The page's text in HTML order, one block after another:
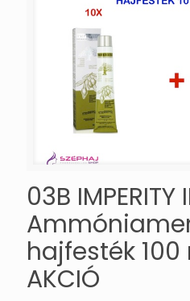
03B IMPERITY
hajfesték 100
AKCIÓ